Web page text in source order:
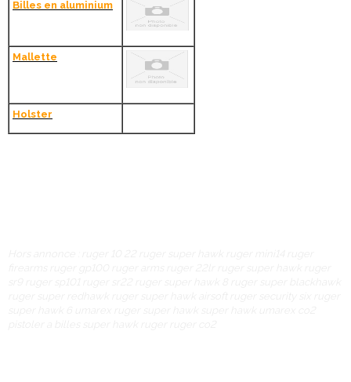
Billes en aluminium
Mallette
Holster